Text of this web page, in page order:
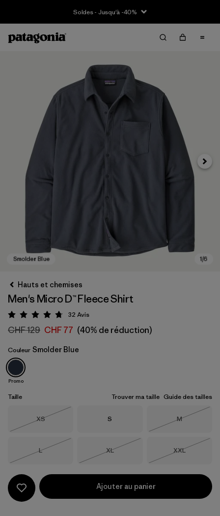
Soldes - Jusqu'à -40%
Smolder Blue
Hauts et chemises
Men's Micro D™ Fleece Shirt
Évaluation: 4.8 / 5
32 Avis
CHF 129 CHF 77 (40% de réduction)
Couleur Smolder Blue
Promo
Taille Trouver ma taille Guide des tailles
Taille
XS
Taille
S Taille
M
Taille
L
Taille
XL
Taille
XXL
Ajouter au panier